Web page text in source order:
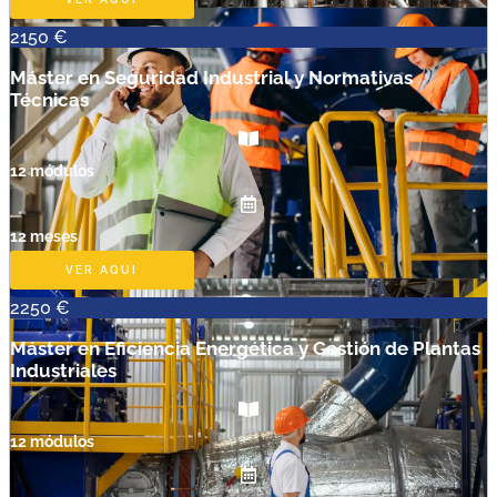
2150 €
Máster en Seguridad Industrial y Normativas
Técnicas
12 módulos
12 meses
VER AQUI
2250 €
Máster en Eficiencia Energética y Gestión de Plantas
Industriales
12 módulos